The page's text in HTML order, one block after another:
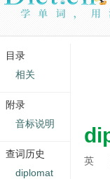
英
目录
相关
附录
音标说明
查词历史
diplomat